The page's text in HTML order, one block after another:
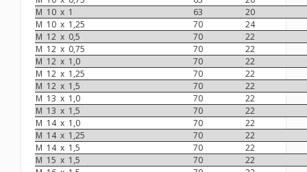
M 10 x 1
63
20
M 10 x 1,25
70
24
M 12 x 0,5
70
22
M 12 x 0,75
70
22
M 12 x 1,0
70
22
M 12 x 1,25
70
22
M 12 x 1,5
70
22
M 13 x 1,0
70
22
M 13 x 1,5
70
22
M 14 x 1,0
70
22
M 14 x 1,25
70
22
M 14 x 1,5
70
22
M 15 x 1,5
70
22